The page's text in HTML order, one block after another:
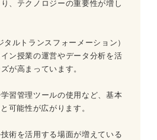
、テクノロジーの重要性が増し
ルトランスフォーメーション）
ン授業の運営やデータ分析を活
が高まっています。
習管理ツールの使用など、基本
可能性が広がります。
術を活用する場面が増えている